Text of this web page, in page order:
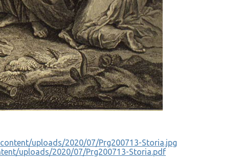
uploads/2020/07/Prg200713-Storia.jpg
uploads/2020/07/Prg200713-Storia.pdf